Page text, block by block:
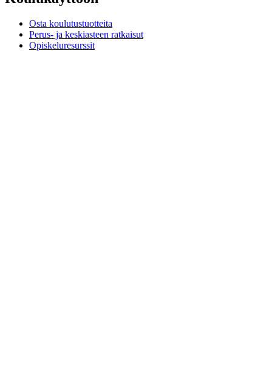
Osta koulutustuotteita
Perus- ja keskiasteen ratkaisut
Opiskeluresurssit